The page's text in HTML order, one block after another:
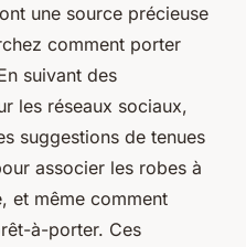
une source précieuse
comment porter
suivant des
les réseaux sociaux,
suggestions de tenues
associer les robes à
et même comment
à-porter. Ces